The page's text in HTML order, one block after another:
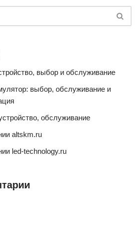
выбор и обслуживание
выбор, обслуживание и
обслуживание
altskm.ru
led-technology.ru